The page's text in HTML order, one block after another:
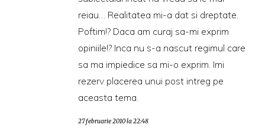
reiau… Realitatea mi-a dat si dreptate.
Poftim!? Daca am curaj sa-mi exprim
opiniile!? Inca nu s-a nascut regimul care
sa ma impiedice sa mi-o exprim. Imi
rezerv placerea unui post intreg pe
aceasta tema.
27 februarie 2010 la 22:48